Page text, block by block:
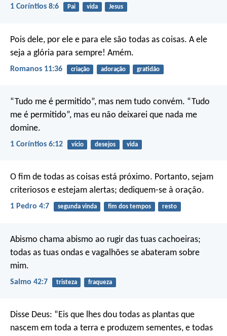
1 Coríntios 8:6 Pai vida Jesus
Pois dele, por ele e para ele são todas as coisas. A ele
seja a glória para sempre! Amém.
Romanos 11:36 criação adoração gratidão
“Tudo me é permitido”, mas nem tudo convém. “Tudo
me é permitido”, mas eu não deixarei que nada me
domine.
1 Coríntios 6:12 vício desejos vida
O fim de todas as coisas está próximo. Portanto, sejam
criteriosos e estejam alertas; dediquem-se à oração.
1 Pedro 4:7 segunda vinda fim dos tempos resto
Abismo chama abismo ao rugir das tuas cachoeiras;
todas as tuas ondas e vagalhões se abateram sobre
mim.
Salmo 42:7 tristeza fraqueza
Disse Deus: “Eis que lhes dou todas as plantas que
nascem em toda a terra e produzem sementes, e todas